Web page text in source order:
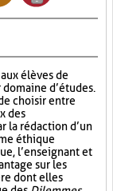
élèves de
d’études.
choisir entre
des
la rédaction d’un
éthique
l’enseignant et
sur les
dont elles